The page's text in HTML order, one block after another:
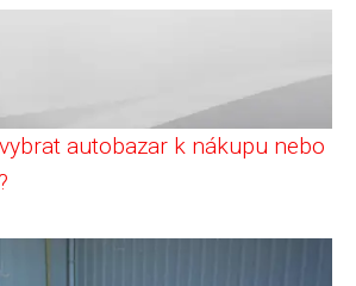
autobazar k nákupu nebo